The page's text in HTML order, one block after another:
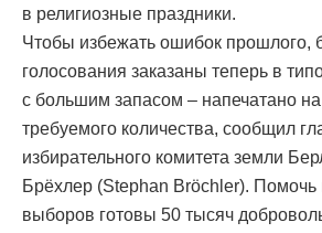
в религиозные праздники.
Чтобы избежать ошибок прошлого,
голосования заказаны теперь в
с большим запасом – напечатано
требуемого количества, сообщил
избирательного комитета земли
Брёхлер (Stephan Bröchler). Помочь
выборов готовы 50 тысяч